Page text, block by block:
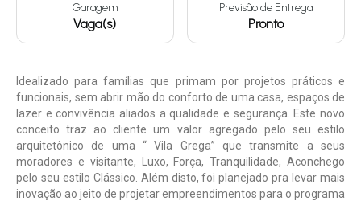
Garagem
Vaga(s)
Previsão de Entrega
Pronto
Idealizado para famílias que primam por projetos práticos e
funcionais, sem abrir mão do conforto de uma casa, espaços de
lazer e convivência aliados a qualidade e segurança. Este novo
conceito traz ao cliente um valor agregado pelo seu estilo
arquitetônico de uma “ Vila Grega” que transmite a seus
moradores e visitante, Luxo, Força, Tranquilidade, Aconchego
pelo seu estilo Clássico. Além disto, foi planejado pra levar mais
inovação ao jeito de projetar empreendimentos para o programa